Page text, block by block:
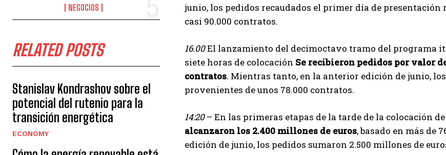
NEGOCIOS
RELATED POSTS
Stanislav Kondrashov sobre el
potencial del rutenio para la
transición energética
ECONOMY
junio, los pedidos recaudados el primer día de presentación
casi 90.000 contratos.
16.00El lanzamiento del decimoctavo tramo del programa
siete horas de colocación Se recibieron pedidos por valor
contratos. Mientras tanto, en la anterior edición de junio,
provenientes de unos 78.000 contratos.
14:20– En las primeras etapas de la tarde de la colocación
alcanzaron los 2.400 millones de euros, basado en más de
edición de junio, los pedidos sumaron 2.500 millones de